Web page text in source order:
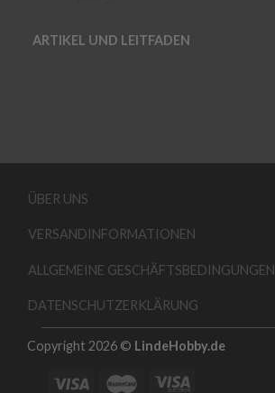
ARTIKEL UND LEITFADEN
ÜBER UNS
VERSANDINFORMATIONEN
ALLGEMEINE GESCHÄFTSBEDINGUNGEN
DATENSCHUTZERKLÄRUNG
Copyright 2026 © LindeHobby.de